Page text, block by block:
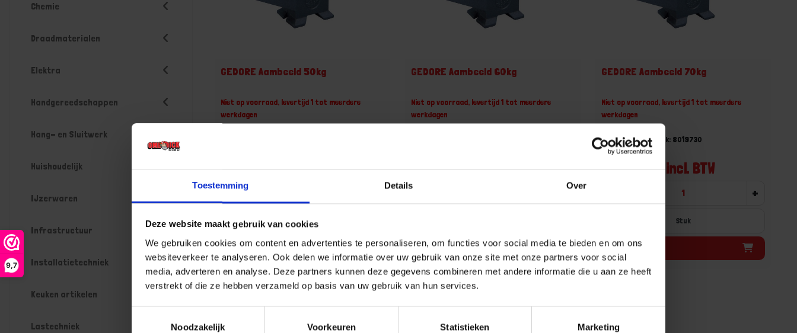
Toestemming Details Over
Deze website maakt gebruik van cookies
We gebruiken cookies om content en advertenties te personaliseren, om functies voor social media te bieden en om ons
websiteverkeer te analyseren. Ook delen we informatie over uw gebruik van onze site met onze partners voor social
media, adverteren en analyse. Deze partners kunnen deze gegevens combineren met andere informatie die u aan ze heeft
verstrekt of die ze hebben verzameld op basis van uw gebruik van hun services.
Noodzakelijk
Voorkeuren Statistieken Marketing
9,7
Chemie
Draadmaterialen
Elektra
Handgereedschappen
Hang- en Sluitwerk
Huishoudelijk
IJzerwaren
Infrastructuur
Installatietechniek
Keuken artikelen
Lastechniek
GEDORE Aambeeld 50kg
Niet op voorraad, levertijd 1 tot meerdere
werkdagen
Gtin:
€ 877,01 incl. BTW
-
Stuk
Bestel nu!
GEDORE Aambeeld 60kg
Niet op voorraad, levertijd 1 tot meerdere
werkdagen
Gtin:
€ 1036,64 incl. BTW
+
Bestel nu!
GEDORE Aambeeld 70kg
Niet op voorraad, levertijd 1 tot meerdere
werkdagen
Gtin:
Artikelnummer merk: 8019730
€ 1255,40 incl. BTW
Prijs per 1 Stuk
+
Stuk
Bestel nu!